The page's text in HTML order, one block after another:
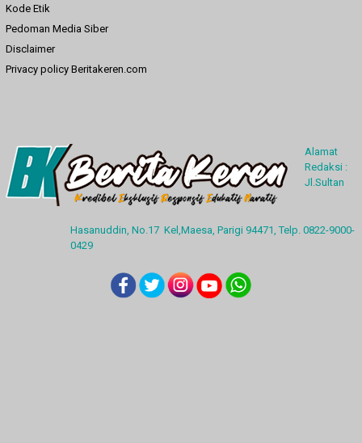
Kode Etik
Pedoman Media Siber
Disclaimer
Privacy policy Beritakeren.com
Alamat
Redaksi :
Jl.Sultan
Hasanuddin, No.17 Kel,Maesa, Parigi 94471, Telp. 0822-9000-
0429